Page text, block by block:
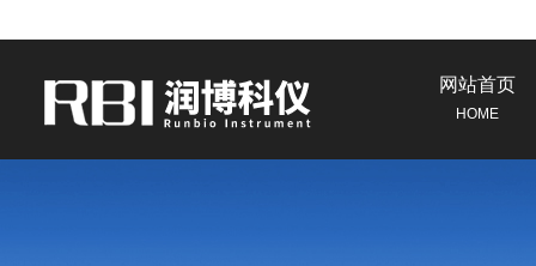
网站首页
HOME